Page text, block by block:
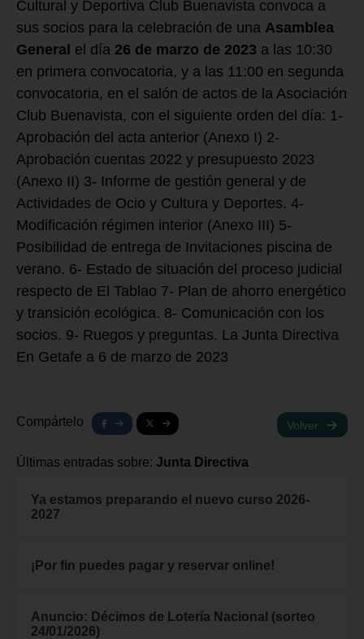
Cultural y Deportiva Club Buenavista convoca a
sus socios para la celebración de una Asamblea
General el día 26 de marzo de 2023 a las 10:30
en primera convocatoria, y a las 11:00 en segunda
convocatoria, en el salón de actos de la Asociación
Club Buenavista, con el siguiente orden del día: 1-
Aprobación del acta anterior (Anexo I) 2-
Aprobación cuentas 2022 y presupuesto 2023
(Anexo II) 3- Informe de gestión general y de
Actividades de Ocio y Cultura y Deportes. 4-
Modificación régimen interior (Anexo III) 5-
Posibilidad de entrega de Invitaciones piscina de
verano. 6- Estado de situación del proceso judicial
respecto de El Tablao 7- Plan de ahorro energético
y transición ecológica. 8- Comunicación con los
socios. 9- Ruegos y preguntas. La Junta Directiva
En Getafe a 6 de marzo de 2023
Compártelo Volver
Últimas entradas sobre: Junta Directiva
Ya estamos preparando el nuevo curso 2026-
2027
¡Por fin puedes pagar y reservar online!
Anuncio: Décimos de Lotería Nacional (sorteo
24/01/2026)